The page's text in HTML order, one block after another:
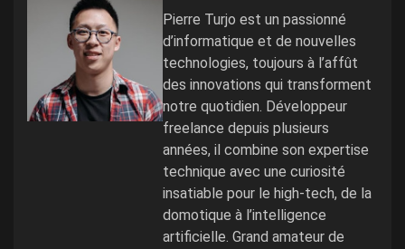
Pierre Turjo est un passionné
d’informatique et de nouvelles
technologies, toujours à l’affût
des innovations qui transforment
notre quotidien. Développeur
freelance depuis plusieurs
années, il combine son expertise
technique avec une curiosité
insatiable pour le high-tech, de la
domotique à l’intelligence
artificielle. Grand amateur de